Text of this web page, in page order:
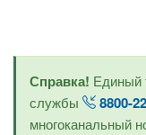
Справка! Единый
службы
8800-
многоканальный